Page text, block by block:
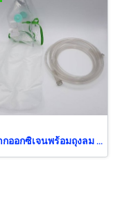
หน้ากากออกซิเจนพร้อมถุงลม Oxygen Mask with Bag สำหรับผู้ใหญ่ Galemed (AO0093)